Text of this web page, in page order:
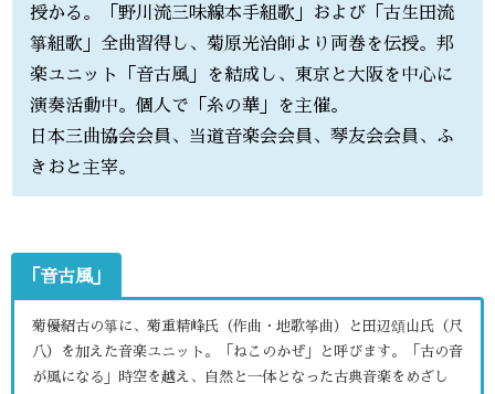
授かる。「野川流三味線本手組歌」および「古生田流
箏組歌」全曲習得し、菊原光治師より両巻を伝授。邦
楽ユニット「音古風」を結成し、東京と大阪を中心に
演奏活動中。個人で「糸の華」を主催。
日本三曲協会会員、当道音楽会会員、琴友会会員、ふ
きおと主宰。
「音古風」
菊優紹古の箏に、菊重精峰氏（作曲・地歌筝曲）と田辺頌山氏（尺
八）を加えた音楽ユニット。「ねこのかぜ」と呼びます。「古の音
が風になる」時空を越え、自然と一体となった古典音楽をめざし